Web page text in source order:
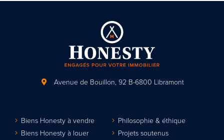
Avenue de Bouillon, 92 B-6800 Libramont
Biens Honesty à vendre
Biens Honesty à louer
Philosophie & éthique
Projets soutenus